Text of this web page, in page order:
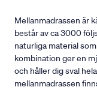
Mellanmadrassen är
består av ca 3000
naturliga material
kombination ger en
och håller dig sval
mellanmadrassen